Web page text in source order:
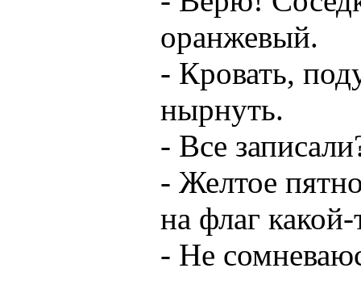
оранжевый.
- Кровать,
нырнуть.
- Все
- Желтое
на флаг какой-
- Не